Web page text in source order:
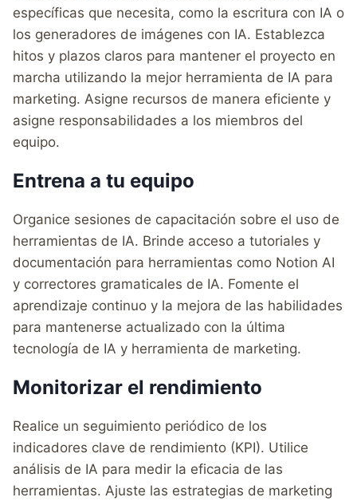
específicas que necesita, como la escritura con IA o
los generadores de imágenes con IA. Establezca
hitos y plazos claros para mantener el proyecto en
marcha utilizando la mejor herramienta de IA para
marketing. Asigne recursos de manera eficiente y
asigne responsabilidades a los miembros del
equipo.
Entrena a tu equipo
Organice sesiones de capacitación sobre el uso de
herramientas de IA. Brinde acceso a tutoriales y
documentación para herramientas como Notion AI
y correctores gramaticales de IA. Fomente el
aprendizaje continuo y la mejora de las habilidades
para mantenerse actualizado con la última
tecnología de IA y herramienta de marketing.
Monitorizar el rendimiento
Realice un seguimiento periódico de los
indicadores clave de rendimiento (KPI). Utilice
análisis de IA para medir la eficacia de las
herramientas. Ajuste las estrategias de marketing